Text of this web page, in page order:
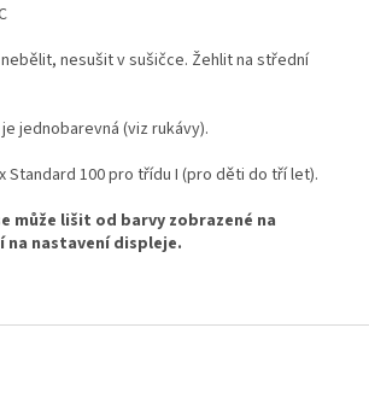
nesušit v sušičce. Žehlit na střední
jednobarevná (viz rukávy).
Standard 100 pro třídu I (pro děti do tří let).
může lišit od barvy zobrazené na
na nastavení displeje.